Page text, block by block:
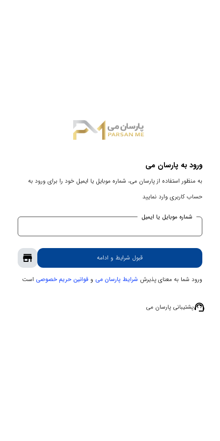
ورود به پارسان می
به منظور استفاده از پارسان می، شماره موبایل یا ایمیل خود را برای ورود به
حساب کاربری وارد نمایید
شماره موبایل یا ایمیل
قبول شرایط و ادامه store
ورود شما به معنای پذیرش شرایط پارسان می و قوانین حریم‌ خصوصی است
support_agentپشتیبانی پارسان می